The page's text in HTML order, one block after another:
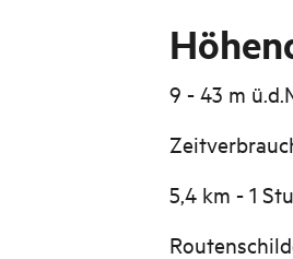
9 - 43 m
5,4 km - 1